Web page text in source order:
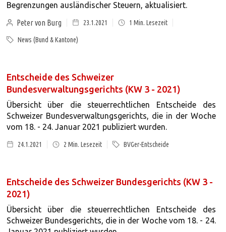
Begrenzungen ausländischer Steuern, aktualisiert.
Peter von Burg
23.1.2021 1 Min. Lesezeit
News (Bund & Kantone)
Entscheide des Schweizer
Bundesverwaltungsgerichts (KW 3 - 2021)
Übersicht über die steuerrechtlichen Entscheide des
Schweizer Bundesverwaltungsgerichts, die in der Woche
vom 18. - 24. Januar 2021 publiziert wurden.
24.1.2021 2 Min. Lesezeit BVGer-Entscheide
Entscheide des Schweizer Bundesgerichts (KW 3 -
2021)
Übersicht über die steuerrechtlichen Entscheide des
Schweizer Bundesgerichts, die in der Woche vom 18. - 24.